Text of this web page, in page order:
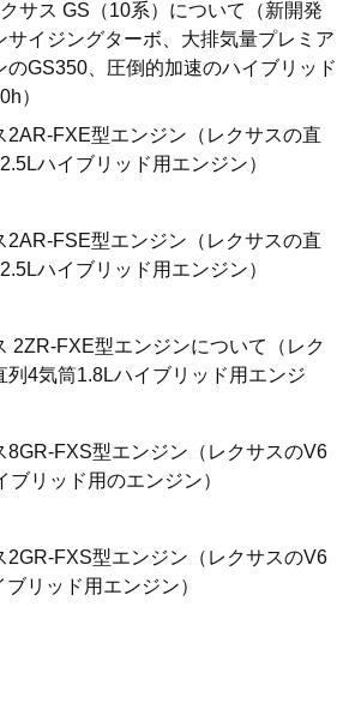
サス GS（10系）について（新開発
サイジングターボ、大排気量プレミア
のGS350、圧倒的加速のハイブリッド
）
2AR-FXE型エンジン（レクサスの直
ハイブリッド用エンジン）
2AR-FSE型エンジン（レクサスの直
ハイブリッド用エンジン）
2ZR-FXE型エンジンについて（レク
列4気筒1.8Lハイブリッド用エンジ
8GR-FXS型エンジン（レクサスのV6
ブリッド用のエンジン）
2GR-FXS型エンジン（レクサスのV6
リッド用エンジン）